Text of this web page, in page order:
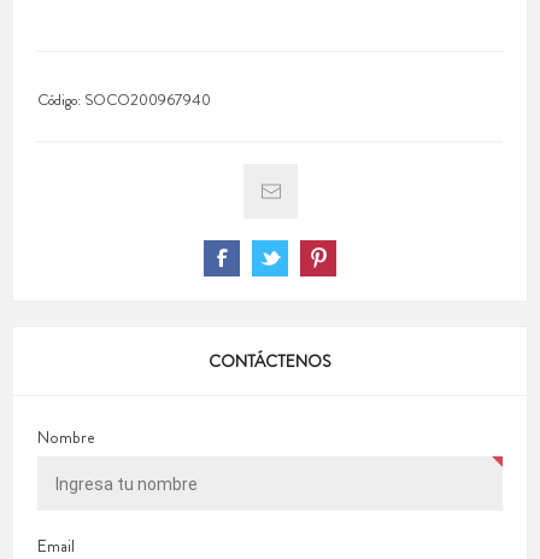
Código: SOCO200967940
CONTÁCTENOS
Nombre
Email